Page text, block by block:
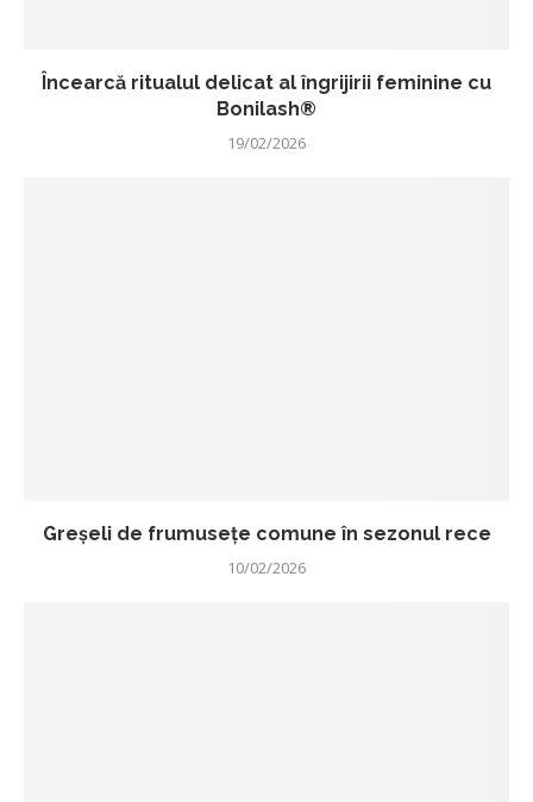
Încearcă ritualul delicat al îngrijirii feminine cu
Bonilash®
19/02/2026
Greșeli de frumusețe comune în sezonul rece
10/02/2026